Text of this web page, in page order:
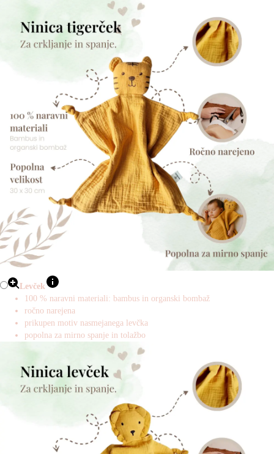
Levček
100 % naravni materiali: bambus in organski bombaž
ročno narejena
prikupen motiv nasmejanega levčka
popolna za mirno spanje in tolažbo